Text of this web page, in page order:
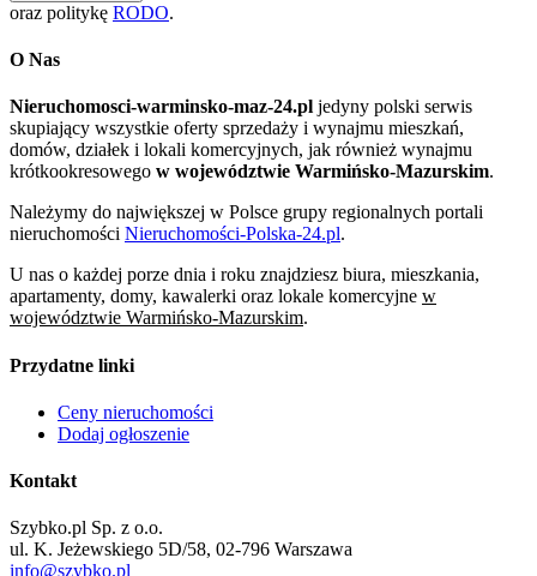
oraz politykę RODO.
O Nas
Nieruchomosci-warminsko-maz-24.pl jedyny polski serwis
skupiający wszystkie oferty sprzedaży i wynajmu mieszkań,
domów, działek i lokali komercyjnych, jak również wynajmu
krótkookresowego w województwie Warmińsko-Mazurskim.
Należymy do największej w Polsce grupy regionalnych portali
nieruchomości Nieruchomości-Polska-24.pl.
U nas o każdej porze dnia i roku znajdziesz biura, mieszkania,
apartamenty, domy, kawalerki oraz lokale komercyjne w
województwie Warmińsko-Mazurskim.
Przydatne linki
Ceny nieruchomości
Dodaj ogłoszenie
Kontakt
Szybko.pl Sp. z o.o.
ul. K. Jeżewskiego 5D/58, 02-796 Warszawa
info@szybko.pl